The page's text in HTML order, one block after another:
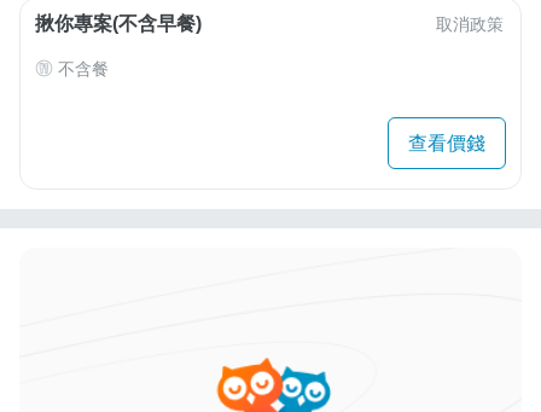
揪你專案(不含早餐) 取消政策
不含餐
查看價錢